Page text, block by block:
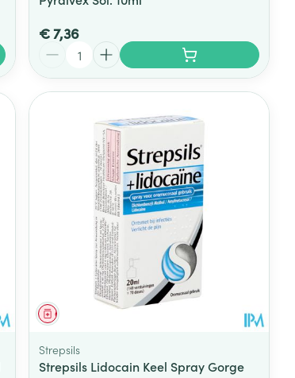
€ 7,36
Geneesmiddel
Strepsils
Strepsils Lidocain Keel Spray Gorge